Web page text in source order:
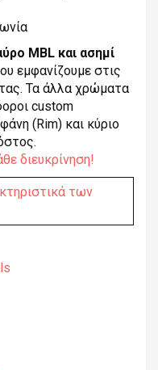
MBL και ασημί
εμφανίζουμε στις
Τα άλλα χρώματα
custom
(Rim) και κύριο
διευκρίνηση!
των